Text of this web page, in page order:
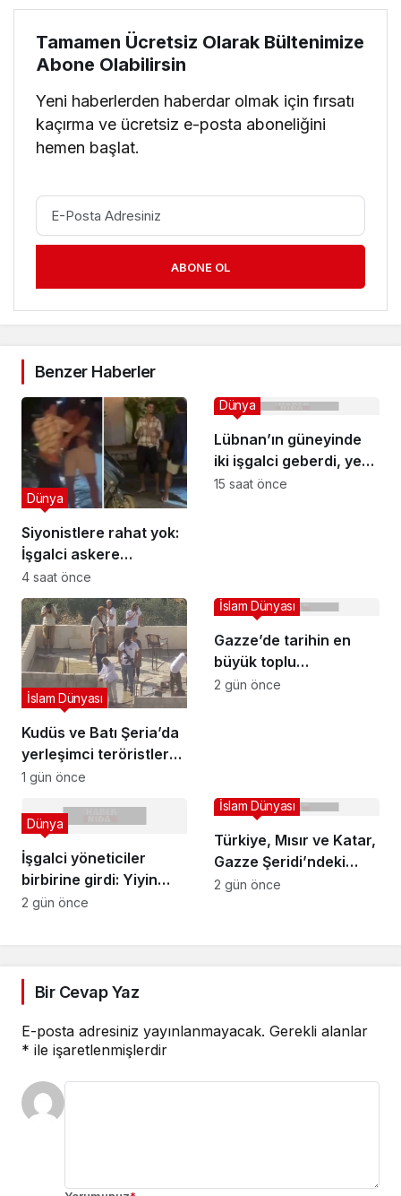
Tamamen Ücretsiz Olarak Bültenimize
Abone Olabilirsin
Yeni haberlerden haberdar olmak için fırsatı
kaçırma ve ücretsiz e-posta aboneliğini
hemen başlat.
ABONE OL
Benzer Haberler
Siyonistlere rahat yok:
İşgalci askere
Filipinler’de saldırı
Dünya
4 saat önce
Lübnan’ın güneyinde
iki işgalci geberdi, yedi
işgalci yaralandı
Dünya
15 saat önce
Kudüs ve Batı Şeria’da
yerleşimci teröristler
tarafından geniş çaplı
İslam Dünyası
1 gün önce
Gazze’de tarihin en
büyük toplu
cenazelerinden biri:
İslam Dünyası
2 gün önce
İşgalci yöneticiler
birbirine girdi: Yiyin
birbirinizi ete para
Dünya
2 gün önce
Türkiye, Mısır ve Katar,
Gazze Şeridi’ndeki
“işgalci israil’in
İslam Dünyası
2 gün önce
Bir Cevap Yaz
E-posta adresiniz yayınlanmayacak. Gerekli alanlar
* ile işaretlenmişlerdir